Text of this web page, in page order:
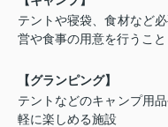
テントや寝袋、食材など
営や食事の用意を行うこと
【グランピング】
テントなどのキャンプ用
軽に楽しめる施設